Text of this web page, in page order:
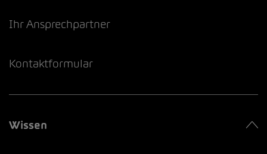
Ihr Ansprechpartner
Kontaktformular
Wissen